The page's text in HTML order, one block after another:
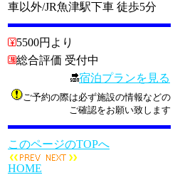
車以外/JR魚津駅下車 徒歩5分
5500円より
総合評価 受付中
宿泊プランを見る
ご予約の際は必ず施設の情報などの
ご確認をお願い致します
このページのTOPへ
HOME